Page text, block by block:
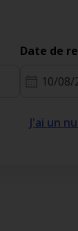
Date de
10/08/
J'ai un